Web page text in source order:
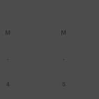
- -
4 5